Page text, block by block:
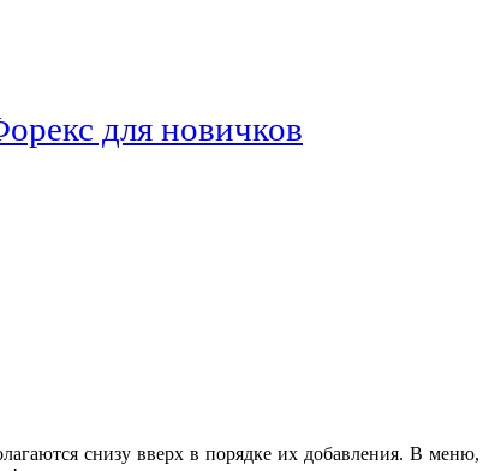
для новичков
снизу вверх в порядке их добавления. В меню,